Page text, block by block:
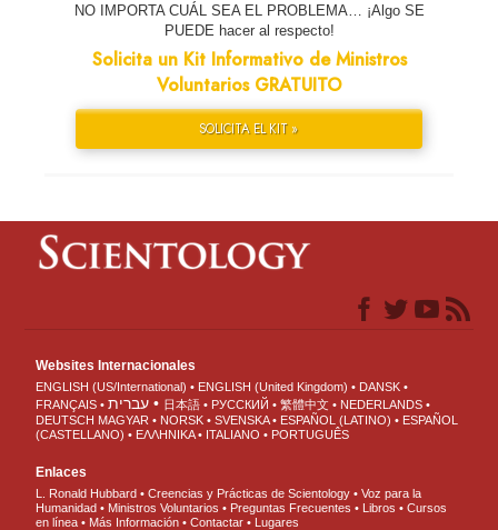
NO IMPORTA CUÁL SEA EL PROBLEMA… ¡Algo SE
PUEDE hacer al respecto!
Solicita un Kit Informativo de Ministros
Voluntarios GRATUITO
SOLICITA EL KIT »
Websites Internacionales
ENGLISH (US/International) ENGLISH (United Kingdom)
DANSK
FRANÇAIS
עברית 日本語 РУССКИЙ 繁體中文
NEDERLANDS
DEUTSCH MAGYAR NORSK SVENSKA ESPAÑOL (LATINO)
ESPAÑOL
(CASTELLANO)
ΕΛΛΗΝΙΚA ITALIANO PORTUGUÊS
Enlaces
L. Ronald Hubbard Creencias y Prácticas de Scientology
Voz para la
Humanidad
Ministros Voluntarios Preguntas Frecuentes Libros
Cursos
en línea
Más Información Contactar Lugares